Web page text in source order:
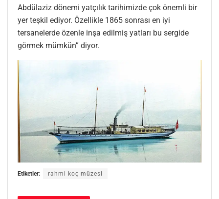
Abdülaziz dönemi yatçılık tarihimizde çok önemli bir
yer teşkil ediyor. Özellikle 1865 sonrası en iyi
tersanelerde özenle inşa edilmiş yatları bu sergide
görmek mümkün” diyor.
Etiketler: rahmi koç müzesi